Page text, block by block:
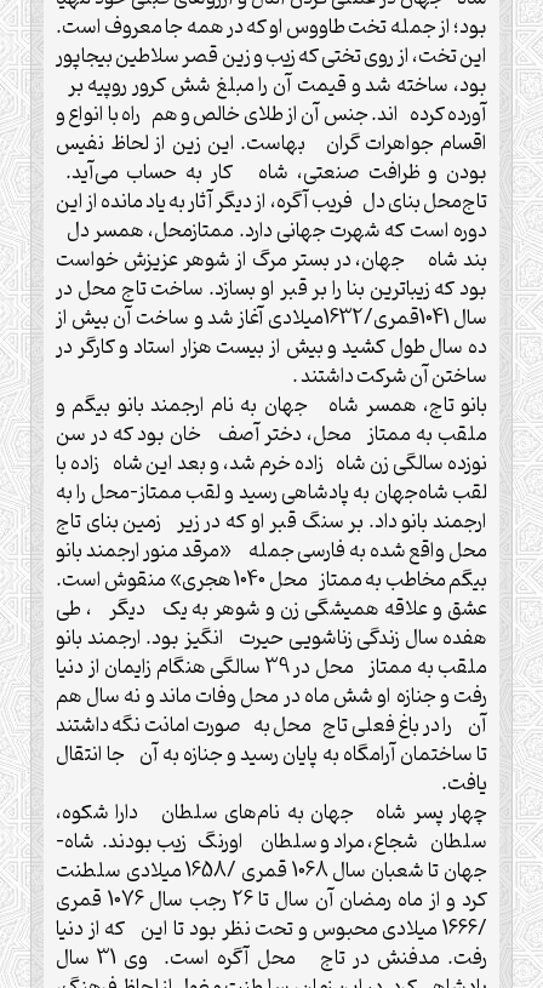
بود؛ از جمله تخت طاووس او که در همه جا معروف است.
این تخت، از روی تختی که زیب و زین قصر سلاطین بیجاپور
بود، ساخته شد و قیمت آن را مبلغ شش کرور روپیه بر
آورده کرده اند. جنس آن از طلای خالص و هم راه با انواع و
اقسام جواهرات گران بهاست. این زین از لحاظ نفیس
بودن و ظرافت صنعتی، شاه کار به حساب می‌آید.
تاج‌محل بنای دل فریب آگره، از دیگر آثار به یاد مانده از این
دوره است که شهرت جهانی دارد. ممتازمحل، همسر دل
بند شاه جهان، در بستر مرگ از شوهر عزیزش خواست
بود که زیباترین بنا را بر قبر او بسازد. ساخت تاج ‌محل در
سال 1041قمری/1632میلادی آغاز شد و ساخت آن بیش از
ده سال طول کشید و بیش از بیست هزار استاد و کارگر در
ساختن آن شرکت داشتند .
بانو تاج، همسر شاه جهان به نام ارجمند بانو بیگم و
ملقب به ممتاز محل، دختر آصف خان بود که در سن
نوزده سالگی زن شاه زاده خرم شد، و بعد این شاه زاده با
لقب شاه‌جهان به پادشاهی رسید و لقب ممتاز-محل را به
ارجمند بانو داد. بر سنگ قبر او که در زیر زمین بنای تاج
محل واقع شده به فارسی جمله «مرقد منور ارجمند بانو
بیگم مخاطب به ممتاز محل 1040 هجری» منقوش است.
عشق و علاقه همیشگی زن و شوهر به یک دیگر ، طی
هفده سال زندگی زناشویی حیرت انگیز بود. ارجمند بانو
ملقب به ممتاز محل در 39 سالگی هنگام زایمان از دنیا
رفت و جنازه او شش ماه در محل وفات ماند و نه سال هم
آن را در باغ فعلی تاج محل به صورت امانت نگه داشتند
تا ساختمان آرامگاه به پایان رسید و جنازه به آن جا انتقال
یافت.
چهار پسر شاه جهان به نام‌های سلطان دارا شکوه،
سلطان شجاع، مراد و سلطان اورنگ زیب بودند. شاه-
جهان تا شعبان سال 1068 قمری /1658 میلادی سلطنت
کرد و از ماه رمضان آن سال تا 26 رجب سال 1076 قمری
/1666 میلادی محبوس و تحت نظر بود تا این که از دنیا
رفت. مدفنش در تاج محل آگره است. وی 31 سال